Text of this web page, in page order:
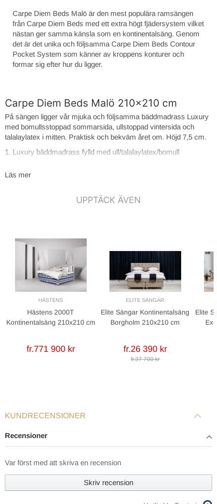
Carpe Diem Beds Malö är den mest populära ramsängen
från Carpe Diem Beds med ett extra högt fjädersystem vilket
nästan ger samma känsla som en kontinentalsäng. Genom
det är det unika och följsamma Carpe Diem Beds Contour
Pocket System som känner av kroppens konturer och
formar sig efter hur du ligger.
Carpe Diem Beds Malö 210x210 cm
På sängen ligger vår mjuka och följsamma bäddmadrass Luxury
med bomullsstoppad sommarsida, ullstoppad vintersida och
talalaylatex i mitten. Praktisk och bekväm året om. Höjd 7,5 cm.
1. Luxury bäddmadrass fylld med ull/talalaylatex/bomull
4. Värmebehandlad pocket 13 cm
Höjd inkl. bäddmadrass: 40 cm
Rekommenderad benhöjd: 17 cm
Läs mer
UPPTÄCK ÄVEN
HÄSTENS
Hästens 2000T
Kontinentalsäng 210x210 cm
fr.771 900 kr
ELITE SÄNGAR
Elite Sängar Kontinentalsäng
Borgholm 210x210 cm
fr.26 390 kr
fr.37 700 kr
Elite
KUNDRECENSIONER
Recensioner
Var först med att skriva en recension
Skriv recension